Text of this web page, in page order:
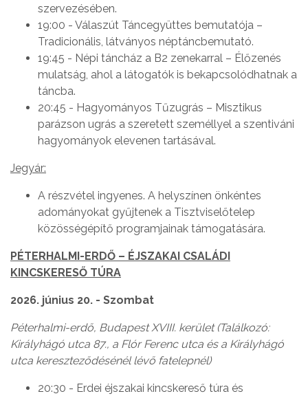
szervezésében.
19:00 - Válaszút Táncegyüttes bemutatója –
Tradicionális, látványos néptáncbemutató.
19:45 - Népi táncház a B2 zenekarral – Élőzenés
mulatság, ahol a látogatók is bekapcsolódhatnak a
táncba.
20:45 - Hagyományos Tűzugrás – Misztikus
parázson ugrás a szeretett személlyel a szentiváni
hagyományok elevenen tartásával.
Jegyár:
A részvétel ingyenes. A helyszínen önkéntes
adományokat gyűjtenek a Tisztviselőtelep
közösségépítő programjainak támogatására.
PÉTERHALMI-ERDŐ – ÉJSZAKAI CSALÁDI
KINCSKERESŐ TÚRA
2026. június 20. - Szombat
Péterhalmi-erdő, Budapest XVIII. kerület (Találkozó:
Királyhágó utca 87., a Flór Ferenc utca és a Királyhágó
utca kereszteződésénél lévő fatelepnél)
20:30 - Erdei éjszakai kincskereső túra és